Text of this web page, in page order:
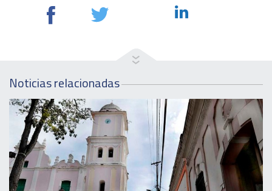
Noticias relacionadas